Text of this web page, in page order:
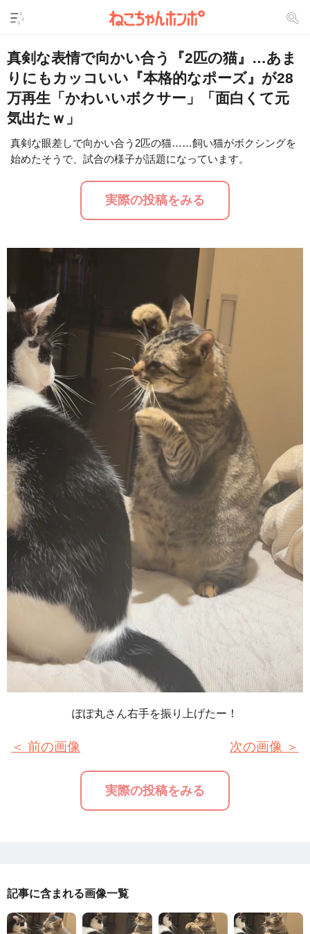
真剣な表情で向かい合う『2匹の猫』…あま
りにもカッコいい『本格的なポーズ』が28
万再生「かわいいボクサー」「面白くて元
気出たｗ」
U
/
L
a
:
.
真剣な眼差しで向かい合う2匹の猫……飼い猫がボクシングを
始めたそうで、試合の様子が話題になっています。
実際の投稿をみる
ぽぽ丸さん右手を振り上げたー！
＜ 前の画像
実際の投稿をみる
次の画像 ＞
記事に含まれる画像一覧